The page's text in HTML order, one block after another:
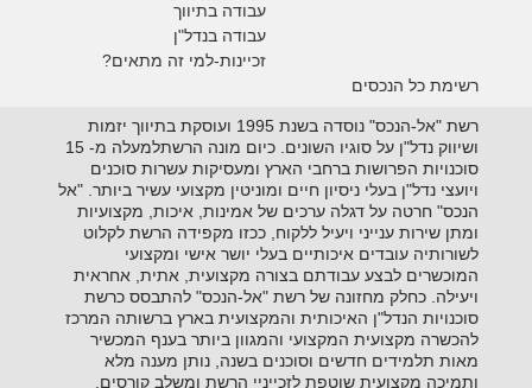
עבודה בתיווך
עבודה בנדל"ן
זכיינות-למי זה מתאים?
רשימת כל הנכסים
רשת "אל-הנכס" נוסדה בשנת 1995 ועוסקת בתיווך יזמות
ושיווק נדל"ן על סוגיו השונים. כיום מונה הרשתלמעלה מ- 15
סוכנויות הפרושות ברחבי הארץ ומעסיקות עשרות סוכנים
ויועצי נדל"ן בעלי ניסיון חיים ומוניטין מקצועי עשיר ביותר. "אל
הנכס" חרטה על דגלה ערכים של אמינות, איכות, מקצועיות
ומתן שירות ענייני ויעיל ללקוח, ככזו מקפידה הרשת לקלוט
לשורותיה עובדים איכותיים בעלי יושר אישי ומקצועי
המוכשרים לבצע עבודתם בצורה מקצועית, אתית, אחראית
ויעילה. כחלק מחזונה של רשת "אל-הנכס" להתבסס כרשת
סוכנויות הנדל"ן האיכותית והמקצועית בארץ ברשותה המרכז
להכשרה מקצועית המקצועי והמגוון ביותר בענף המכשיר
מאות תלמידים חדשים וסוכנים בשנה, נותן מענה מלא
ותמיכה מקצועית שוטפת לזכייניי הרשת ומשלב קורסים,